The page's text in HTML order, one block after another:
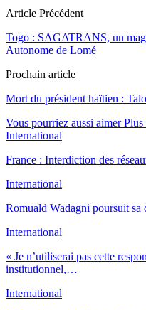
Article Précédent
Togo : SAGATRANS, un
Autonome de Lomé
Prochain article
Mort du président haïtien :
Vous pourriez aussi aimer Plus
International
France : Interdiction des
International
Romuald Wadagni poursuit sa
International
« Je n’utiliserai pas cette
institutionnel,…
International